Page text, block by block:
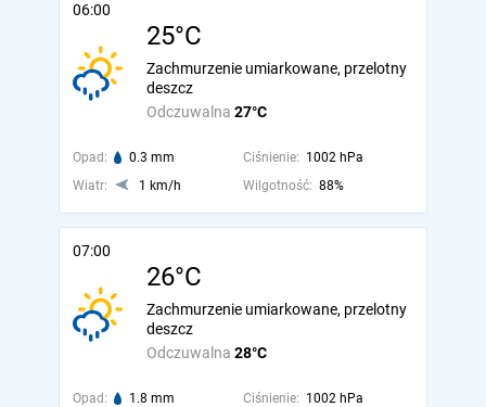
06:00
25°C
Odczuwalna 27°C
Zachmurzenie umiarkowane, przelotny
deszcz
Opad: 0.3 mm Ciśnienie: 1002 hPa
Wiatr:
1 km/h Wilgotność: 88%
07:00
26°C
Odczuwalna 28°C
Zachmurzenie umiarkowane, przelotny
deszcz
Opad: 1.8 mm Ciśnienie: 1002 hPa